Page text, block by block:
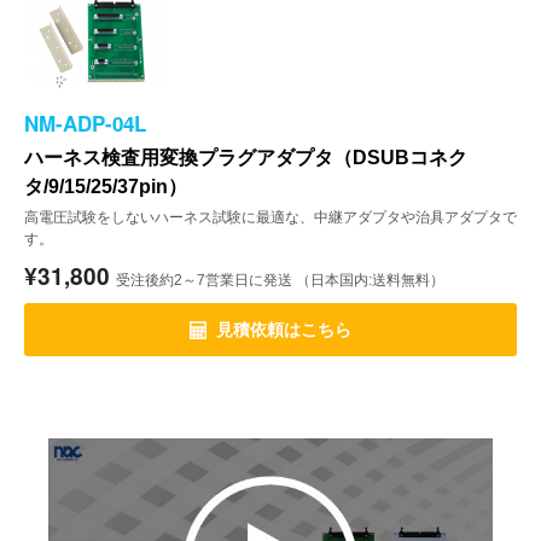
NM-ADP-04L
ハーネス検査用変換プラグアダプタ（DSUBコネク
タ/9/15/25/37pin）
高電圧試験をしないハーネス試験に最適な、中継アダプタや治具アダプタで
す。
¥31,800 受注後約2～7営業日に発送 （日本国内:送料無料）
見積依頼はこちら